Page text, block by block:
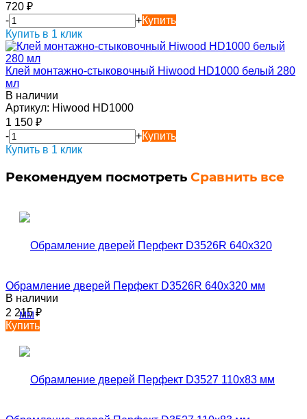
720 ₽
-
+Купить
Купить в 1 клик
Клей монтажно-стыковочный Hiwood HD1000 белый 280
мл
В наличии
Артикул: Hiwood HD1000
1 150 ₽
-
+Купить
Купить в 1 клик
Рекомендуем посмотреть Сравнить все
Обрамление дверей Перфект D3526R 640х320 мм
В наличии
2 215₽
Купить